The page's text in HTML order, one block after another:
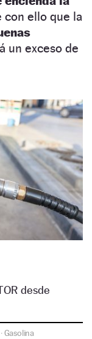
con ello que la
un exceso de
desde
Gasolina